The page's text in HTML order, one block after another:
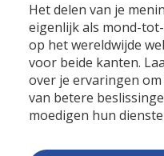
Het delen van je
eigenlijk als mond-
op het wereldwijde
voor beide kanten.
over je ervaringen
van betere
moedigen hun